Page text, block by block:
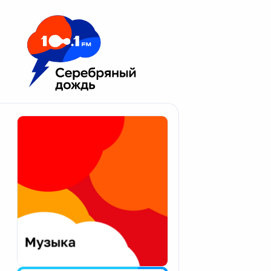
Москва 100.1 FM
Апатиты
Екатеринбург
Калининград
Калуга